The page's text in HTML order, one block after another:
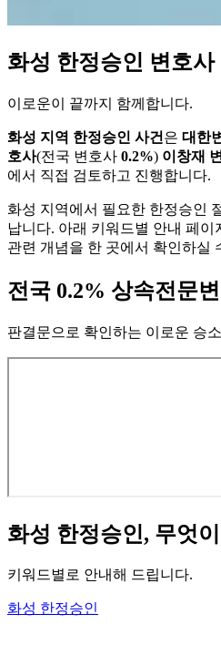
화성 한정승인 변호사
이로운이 끝까지 함께합니다.
화성 지역 한정승인 사건 은 대한
호사(전국 변호사 0.2%) 이창재
에서 직접 검토하고 진행합니다.
화성 지역에서 필요한 한정승인
납니다. 아래 키워드별 안내 페이
관련 개념을 한 곳에서 확인하실
전국 0.2% 상속전문
판결문으로 확인하는 이로운 승
화성 한정승인, 무엇
키워드별로 안내해 드립니다.
화성 한정승인